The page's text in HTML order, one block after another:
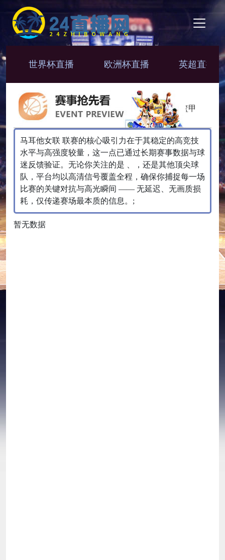
世界杯直播 欧洲杯直播 英超直播
韩篮甲
NBL
CBA
NBA
马耳他女联 联赛的核心吸引力在于其稳定的高竞技
水平与高强度较量，这一点已通过长期赛事数据与球
迷反馈验证。无论你关注的是 、，还是其他顶尖球
队，平台均以高清信号覆盖全程，确保你捕捉每一场
比赛的关键对抗与高光瞬间 —— 无延迟、无画质损
耗，仅传递赛场最本质的信息。;
暂无数据